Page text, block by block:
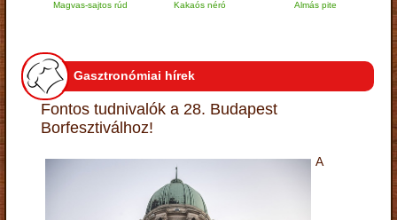
Magvas-sajtos rúd Kakaós néró Almás pite
Gasztronómiai hírek
Fontos tudnivalók a 28. Budapest
Borfesztiválhoz!
A